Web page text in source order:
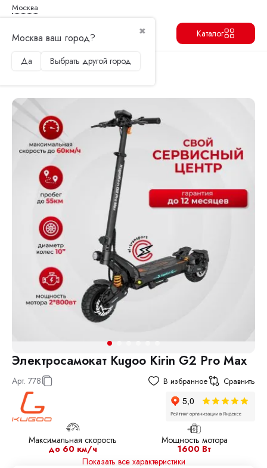
Москва
✖
Москва ваш город?
Да Выбрать другой город
Каталог
Главная Электросамокаты
Kugoo
Электросамокат Kugoo Kirin G2 Pro Max
Арт. 778 В избранное Сравнить
Максимальная скорость
до 60 км/ч
Мощность мотора
1600 Вт
Показать все характеристики
Продолжить